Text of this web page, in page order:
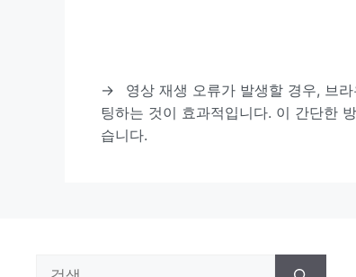
→
영상 재생 오류가 발생할 경우, 브
팅하는 것이 효과적입니다. 이 간단한
습니다.